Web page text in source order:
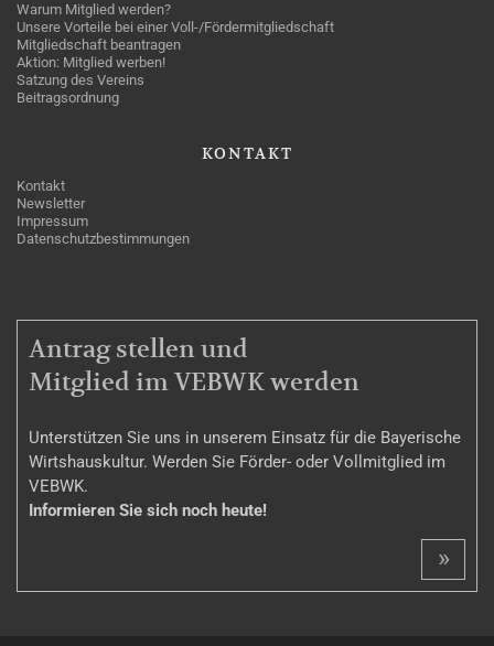
Warum Mitglied werden?
Unsere Vorteile bei einer Voll-/Fördermitgliedschaft
Mitgliedschaft beantragen
Aktion: Mitglied werben!
Satzung des Vereins
Beitragsordnung
KONTAKT
Kontakt
Newsletter
Impressum
Datenschutzbestimmungen
MITGLIEDSCHAFT
Antrag stellen und
Mitglied im VEBWK werden
Unterstützen Sie uns in unserem Einsatz für die Bayerische
Wirtshauskultur. Werden Sie Förder- oder Vollmitglied im
VEBWK.
Informieren Sie sich noch heute!
»